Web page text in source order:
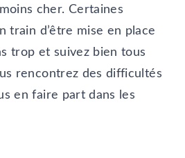
cher. Certaines
train d’être mise en place
trop et suivez bien tous
rencontrez des difficultés
en faire part dans les